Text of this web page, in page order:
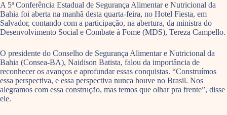
A 5ª Conferência Estadual de Segurança Alimentar e Nutricional da
Bahia foi aberta na manhã desta quarta-feira, no Hotel Fiesta, em
Salvador, contando com a participação, na abertura, da ministra do
Desenvolvimento Social e Combate à Fome (MDS), Tereza Campello.
O presidente do Conselho de Segurança Alimentar e Nutricional da
Bahia (Consea-BA), Naidison Batista, falou da importância de
reconhecer os avanços e aprofundar essas conquistas. “Construímos
essa perspectiva, e essa perspectiva nunca houve no Brasil. Nos
alegramos com essa construção, mas temos que olhar pra frente”, disse
ele.